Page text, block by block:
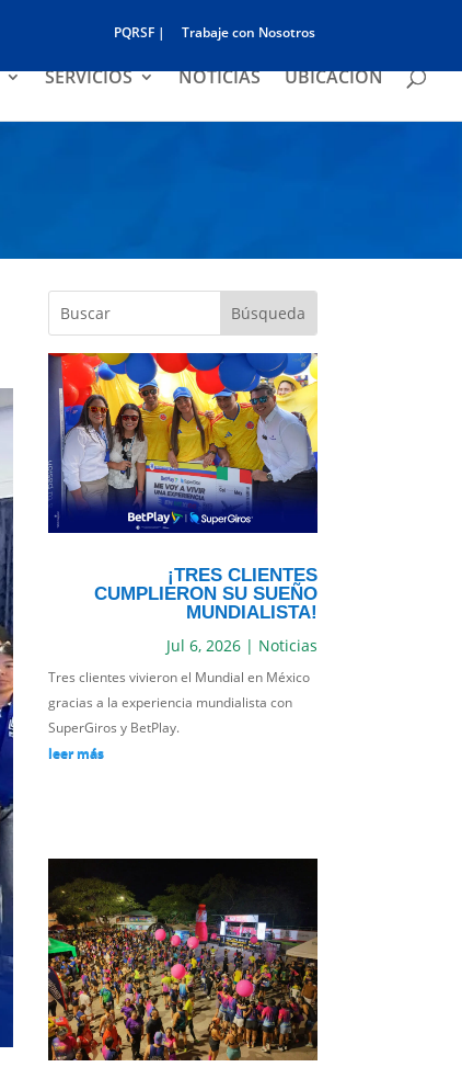
PQRSF | Trabaje con Nosotros
SERVICIOS NOTICIAS UBICACIÓN
¡TRES CLIENTES
CUMPLIERON SU SUEÑO
MUNDIALISTA!
Jul 6, 2026| Noticias
Tres clientes vivieron el Mundial en México
gracias a la experiencia mundialista con
SuperGiros y BetPlay.
leer más